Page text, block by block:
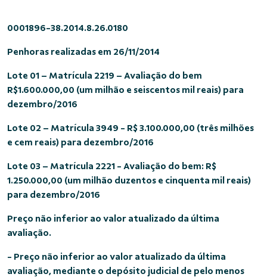
0001896-38.2014.8.26.0180
Penhoras realizadas em 26/11/2014
Lote 01 – Matrícula 2219 – Avaliação do bem
R$1.600.000,00 (um milhão e seiscentos mil reais) para
dezembro/2016
Lote 02 – Matrícula 3949 - R$ 3.100.000,00 (três milhões
e cem reais) para dezembro/2016
Lote 03 – Matrícula 2221 - Avaliação do bem: R$
1.250.000,00 (um milhão duzentos e cinquenta mil reais)
para dezembro/2016
Preço não inferior ao valor atualizado da última
avaliação.
- Preço não inferior ao valor atualizado da última
avaliação, mediante o depósito judicial de pelo menos